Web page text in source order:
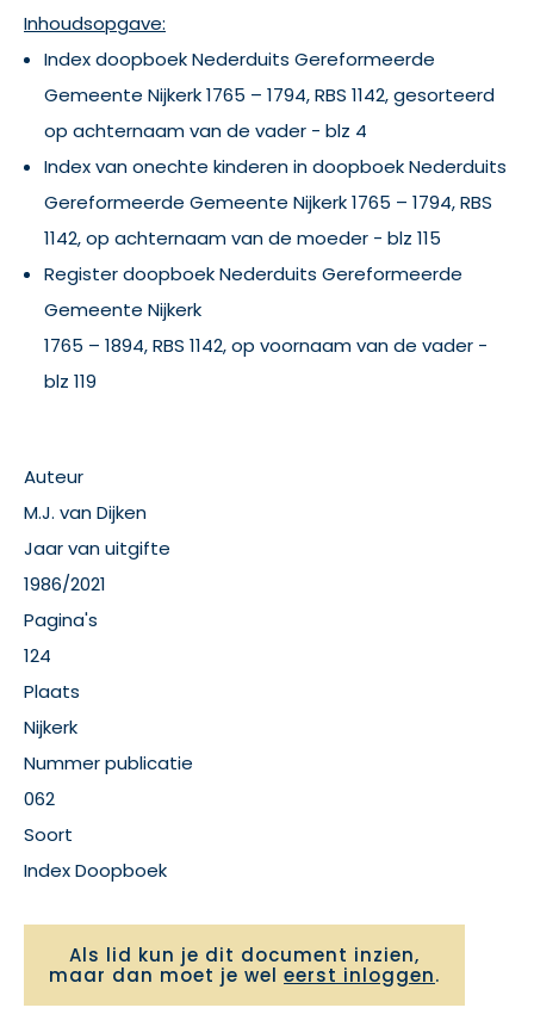
Inhoudsopgave:
Index doopboek Nederduits Gereformeerde
Gemeente Nijkerk 1765 – 1794, RBS 1142, gesorteerd
op achternaam van de vader - blz 4
Index van onechte kinderen in doopboek Nederduits
Gereformeerde Gemeente Nijkerk 1765 – 1794, RBS
1142, op achternaam van de moeder - blz 115
Register doopboek Nederduits Gereformeerde
Gemeente Nijkerk
1765 – 1894, RBS 1142, op voornaam van de vader -
blz 119
Auteur
M.J. van Dijken
Jaar van uitgifte
1986/2021
Pagina's
124
Plaats
Nijkerk
Nummer publicatie
062
Soort
Index Doopboek
Als lid kun je dit document inzien,
maar dan moet je wel eerst inloggen.